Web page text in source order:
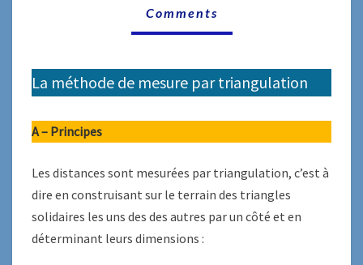
3
Comments
La méthode de mesure par triangulation
A – Principes
Les distances sont mesurées par triangulation, c’est à
dire en construisant sur le terrain des triangles
solidaires les uns des des autres par un côté et en
déterminant leurs dimensions :